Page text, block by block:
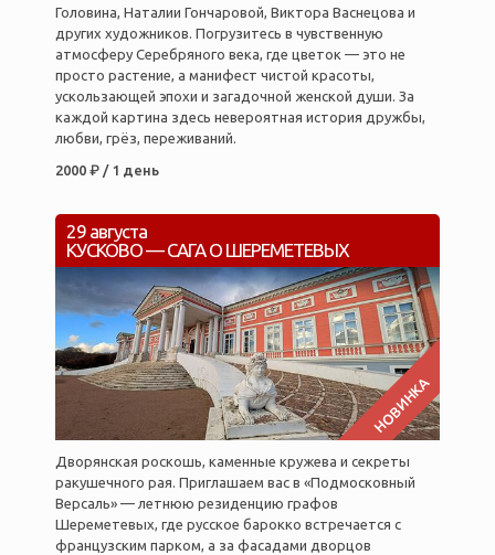
Головина, Наталии Гончаровой, Виктора Васнецова и
других художников. Погрузитесь в чувственную
атмосферу Серебряного века, где цветок — это не
просто растение, а манифест чистой красоты,
ускользающей эпохи и загадочной женской души. За
каждой картина здесь невероятная история дружбы,
любви, грёз, переживаний.
2000 ₽ / 1 день
29 августа
КУСКОВО — САГА О ШЕРЕМЕТЕВЫХ
НОВИНКА
Дворянская роскошь, каменные кружева и секреты
ракушечного рая. Приглашаем вас в «Подмосковный
Версаль» — летнюю резиденцию графов
Шереметевых, где русское барокко встречается с
французским парком, а за фасадами дворцов